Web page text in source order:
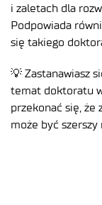
i zaletach dla
Podpowiada
się takiego
💡 Zastanawiasz
temat doktoratu
przekonać się,
może być szerszy